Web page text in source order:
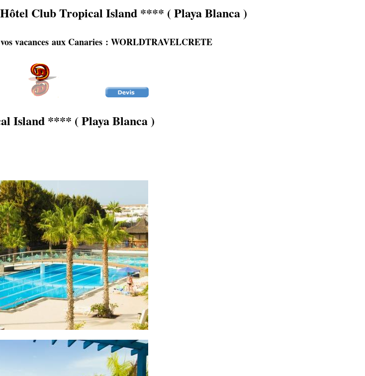
Club Tropical Island **** ( Playa Blanca )
vacances aux Canaries : WORLDTRAVELCRETE
Island **** ( Playa Blanca )